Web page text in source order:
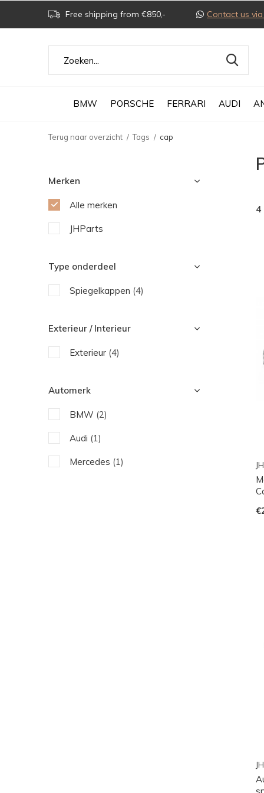
BMW PORSCHE FERRARI AUDI
Free shipping from €850,- Contact us
Terug naar overzicht Tags cap
4
Merken
Alle merken
JHParts
Type onderdeel
Spiegelkappen (4)
Exterieur / Interieur
Exterieur (4)
Automerk
BMW (2)
Audi (1)
Mercedes (1)